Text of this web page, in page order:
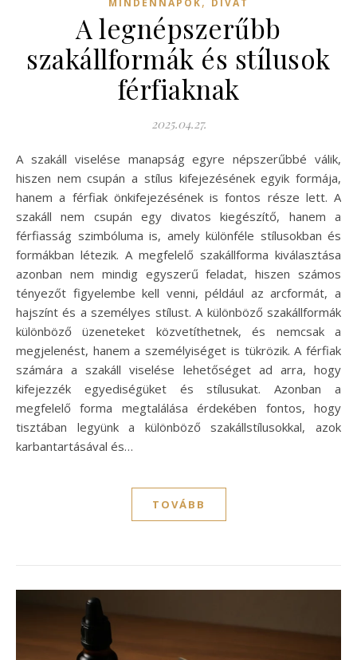
MINDENNAPOK DIVAT
A legnépszerűbb
szakállformák és stílusok
férfiaknak
2025.04.27.
A szakáll viselése manapság egyre népszerűbbé válik,
hiszen nem csupán a stílus kifejezésének egyik formája,
hanem a férfiak önkifejezésének is fontos része lett. A
szakáll nem csupán egy divatos kiegészítő, hanem a
férfiasság szimbóluma is, amely különféle stílusokban és
formákban létezik. A megfelelő szakállforma kiválasztása
azonban nem mindig egyszerű feladat, hiszen számos
tényezőt figyelembe kell venni, például az arcformát, a
hajszínt és a személyes stílust. A különböző szakállformák
különböző üzeneteket közvetíthetnek, és nemcsak a
megjelenést, hanem a személyiséget is tükrözik. A férfiak
számára a szakáll viselése lehetőséget ad arra, hogy
kifejezzék egyediségüket és stílusukat. Azonban a
megfelelő forma megtalálása érdekében fontos, hogy
tisztában legyünk a különböző szakállstílusokkal, azok
karbantartásával és…
TOVÁBB